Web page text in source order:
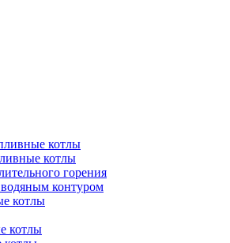
котлы
котлы
горения
контуром
котлы
котлы